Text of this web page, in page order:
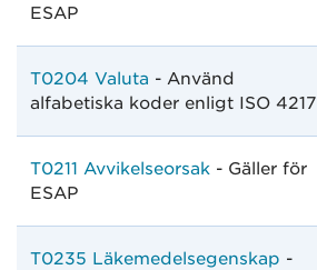
ESAP
T0204 Valuta - Använd
alfabetiska koder enligt ISO 4217
T0211 Avvikelseorsak - Gäller för
ESAP
T0235 Läkemedelsegenskap -